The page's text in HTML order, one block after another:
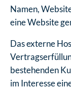
Namen,
eine Website
Das externe
bestehenden
im Interesse